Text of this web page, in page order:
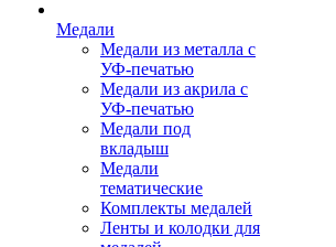
Медали
Медали из металла с
УФ-печатью
Медали из акрила с
УФ-печатью
Медали под
вкладыш
Медали
тематические
Комплекты медалей
Ленты и колодки для